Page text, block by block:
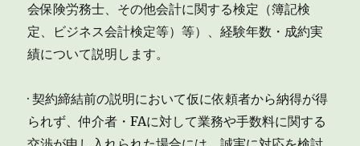
会保険労務士、その他会計に関する検定（簿記検
定、ビジネス会計検定等）等）、経験年数・成約実
績について説明します。
· 契約締結前の説明において仮に依頼者から納得が得
られず、仲介者・FAに対して業務や手数料に関する